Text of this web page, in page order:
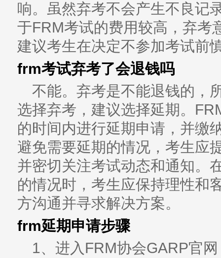
响。虽然弃考不会产生不良记
于FRM考试的费用较高，弃考
建议考生在决定不参加考试前
frm考试弃考了会退钱吗
不能。弃考是不能退钱的，
选择弃考，建议选择延期。
的时间内进行延期申请，并缴
避免需要延期的情况，考生应
并密切关注考试动态和通知。
的情况时，考生应保持理性和
方沟通并寻求解决方案。
frm延期申请步骤
1、进入FRM协会GARP官